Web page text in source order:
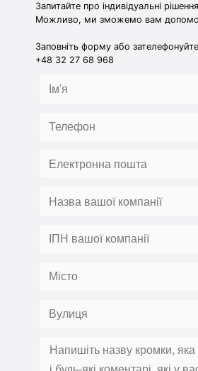
Запитайте про індивідуальні
Можливо, ми зможемо вам
Заповніть форму або
+48 32 27 68 968